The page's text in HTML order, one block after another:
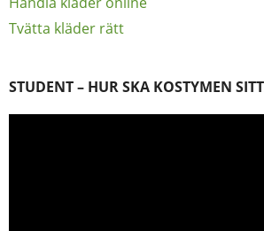
Tvätta kläder rätt
STUDENT – HUR SKA KOSTYMEN